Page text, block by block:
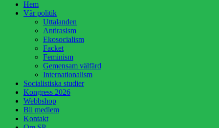
HoppaHem
Vår politik
Uttalanden
Antirasism
Ekosocialism
Facket
Feminism
Gemensam välfärd
Internationalism
Socialistiska studier
Kongress 2026
Webbshop
Bli medlem
Kontakt